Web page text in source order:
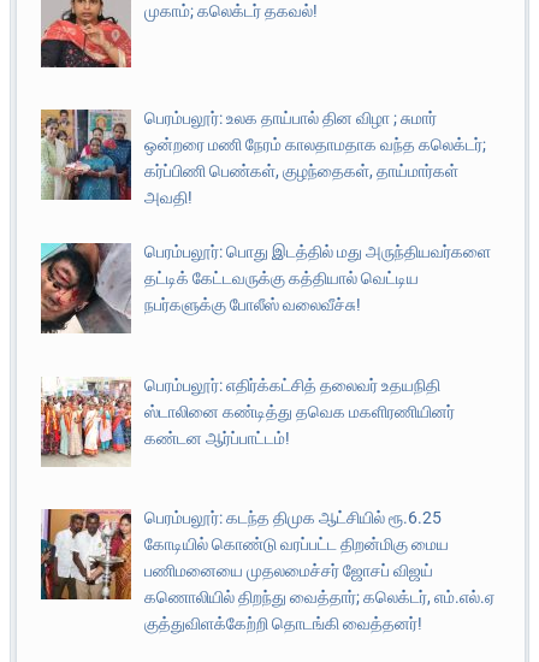
முகாம்; கலெக்டர் தகவல்!
பெரம்பலூர்: உலக தாய்பால் தின விழா ; சுமார்
ஒன்றரை மணி நேரம் காலதாமதாக வந்த கலெக்டர்;
கர்ப்பிணி பெண்கள், குழந்தைகள், தாய்மார்கள்
அவதி!
பெரம்பலூர்: பொது இடத்தில் மது அருந்தியவர்களை
தட்டிக் கேட்டவருக்கு கத்தியால் வெட்டிய
நபர்களுக்கு போலீஸ் வலைவீச்சு!
பெரம்பலூர்: எதிர்க்கட்சித் தலைவர் உதயநிதி
ஸ்டாலினை கண்டித்து தவெக மகளிரணியினர்
கண்டன ஆர்ப்பாட்டம்!
பெரம்பலூர்: கடந்த திமுக ஆட்சியில் ரூ.6.25
கோடியில் கொண்டு வரப்பட்ட திறன்மிகு மைய
பணிமனையை முதலமைச்சர் ஜோசப் விஜய்
கணொலியில் திறந்து வைத்தார்; கலெக்டர், எம்.எல்.ஏ
குத்துவிளக்கேற்றி தொடங்கி வைத்தனர்!